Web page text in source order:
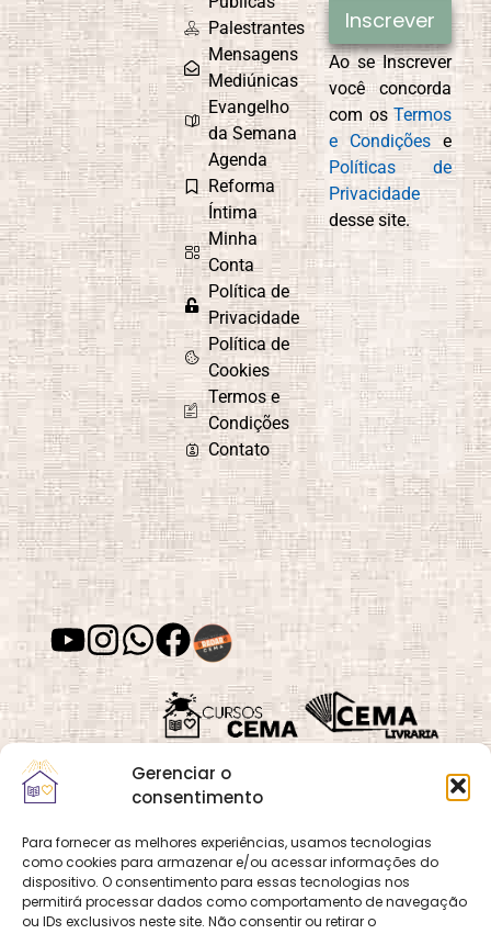
Gerenciar o
consentimento
Para fornecer as melhores experiências, usamos tecnologias
como cookies para armazenar e/ou acessar informações do
dispositivo. O consentimento para essas tecnologias nos
permitirá processar dados como comportamento de navegação
ou IDs exclusivos neste site. Não consentir ou retirar o
Palestrantes
Mensagens
Mediúnicas
Evangelho
da Semana
Agenda
Reforma
Íntima
Minha
Conta
Política de
Privacidade
Política de
Cookies
Termos e
Condições
Contato
Inscrever
Ao se Inscrever
você concorda
com osTermos
e Condições e
Políticas de
Privacidade
desse site.
Quadra 02, Lote 16,
Vila Vicentina,
Planaltina, Brasília-
OCemaneté um site
que pertence e é gerido